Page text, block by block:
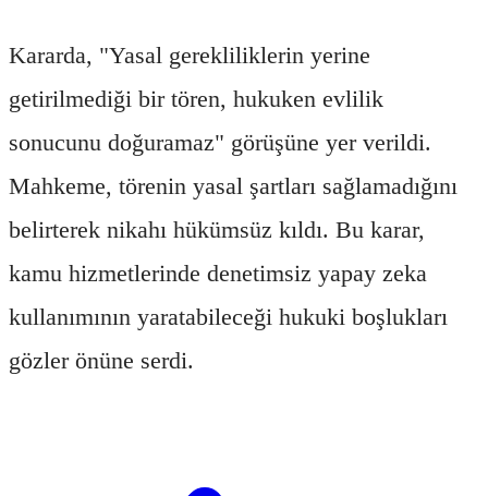
Kararda, "Yasal gerekliliklerin yerine
getirilmediği bir tören, hukuken evlilik
sonucunu doğuramaz" görüşüne yer verildi.
Mahkeme, törenin yasal şartları sağlamadığını
belirterek nikahı hükümsüz kıldı. Bu karar,
kamu hizmetlerinde denetimsiz yapay zeka
kullanımının yaratabileceği hukuki boşlukları
gözler önüne serdi.